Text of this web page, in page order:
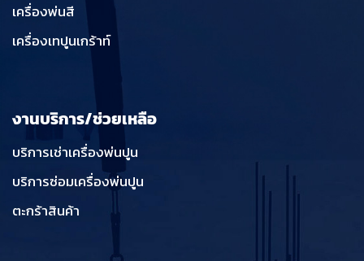
เครื่องพ่นสี
เครื่องเทปูนเกร้าท์
งานบริการ/ช่วยเหลือ
บริการเช่าเครื่องพ่นปูน
บริการซ่อมเครื่องพ่นปูน
ตะกร้าสินค้า